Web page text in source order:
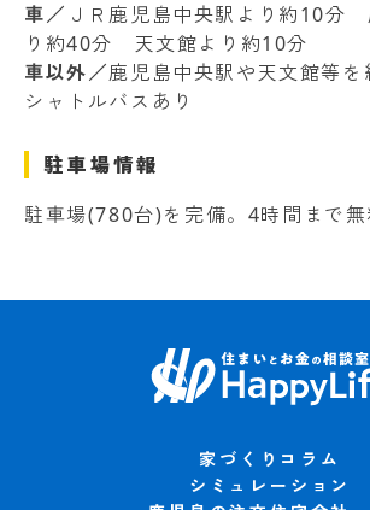
車／ ＪＲ鹿児島中央駅より約10分
り約40分 天文館より約10分
車以外／鹿児島中央駅や天文館等を
シャトルバスあり
駐車場情報
駐車場(780台)を完備。4時間まで無
家づくりコラム
シミュレーション